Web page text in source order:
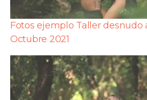
Fotos ejemplo Taller desnudo
Octubre 2021